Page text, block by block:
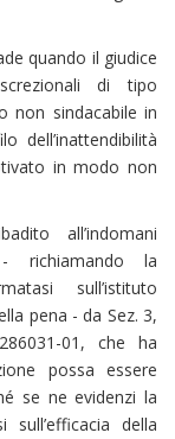
quando il giudice
di tipo
non sindacabile in
dell’inattendibilità
in modo non
all’indomani
richiamando la
sull’istituto
pena - da Sez. 3,
01, che ha
possa essere
se ne evidenzi la
della